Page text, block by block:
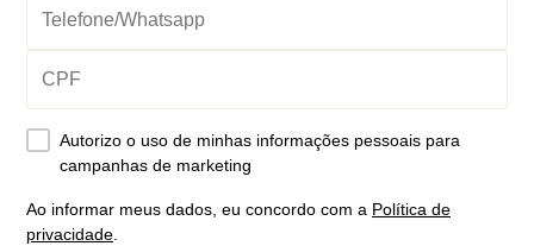
Autorizo o uso de minhas informações pessoais para
campanhas de marketing
Ao informar meus dados, eu concordo com a Política de
privacidade.